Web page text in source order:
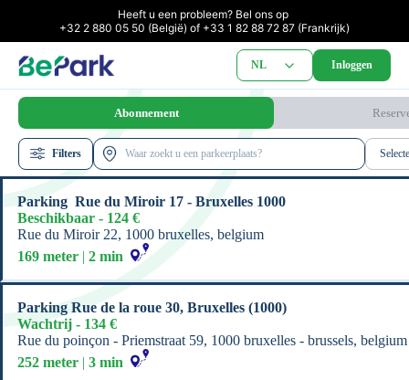
Heeft u een probleem? Bel ons op
+32 2 880 05 50 (België) of +33 1 82 88 72 87 (Frankrijk)
NL Inloggen
Abonnement
Filters
Parking  Rue du Miroir 17 - Bruxelles 1000
Beschikbaar - 124 €
Rue du Miroir 22, 1000 bruxelles, belgium
169 meter | 2 min
Parking Rue de la roue 30, Bruxelles (1000)
Wachtrij - 134 €
Rue du poinçon - Priemstraat 59, 1000 bruxelles - brussels, belgium
252 meter | 3 min